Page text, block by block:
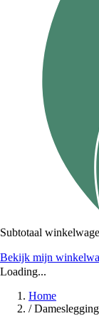
Subtotaal
Bekijk mijn
Loading...
Home
/